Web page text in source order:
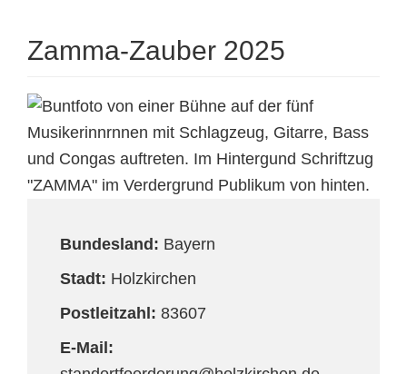
Zamma-Zauber 2025
Bundesland: Bayern
Stadt: Holzkirchen
Postleitzahl: 83607
E-Mail: